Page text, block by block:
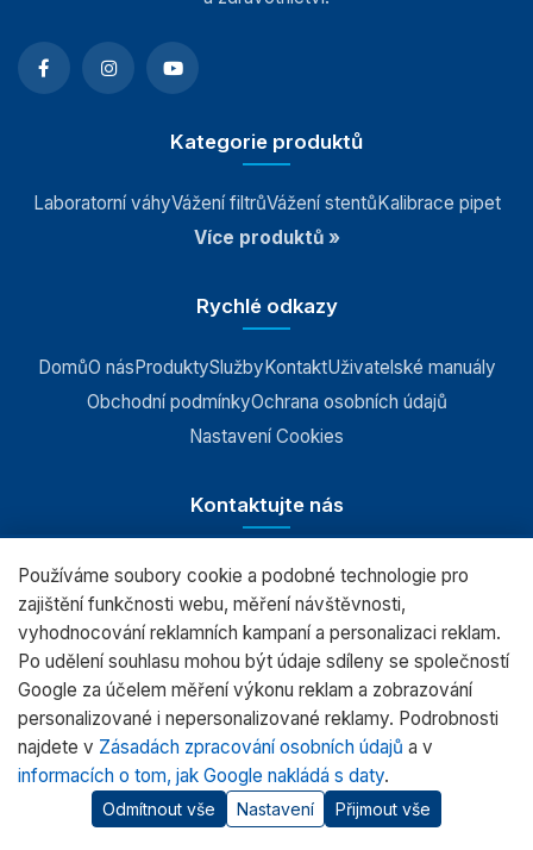
Kategorie produktů
Laboratorní váhyVážení filtrůVážení stentůKalibrace pipet
Více produktů »
Rychlé odkazy
DomůO násProduktySlužbyKontaktUživatelské manuály
Obchodní podmínkyOchrana osobních údajů
Nastavení Cookies
Kontaktujte nás
RADWAG CZ s.r.o., Šumperk
+420 583 210 016
obchod@radwag.cz
(PO - PÁ) 7:00 - 15:30
© 2026 RADWAG.CZ Všechna práva vyhrazena.
Používáme soubory cookie a podobné technologie pro
zajištění funkčnosti webu, měření návštěvnosti,
vyhodnocování reklamních kampaní a personalizaci reklam.
Po udělení souhlasu mohou být údaje sdíleny se společností
Google za účelem měření výkonu reklam a zobrazování
personalizované i nepersonalizované reklamy. Podrobnosti
najdete v Zásadách zpracování osobních údajů a v
informacích o tom, jak Google nakládá s daty.
Odmítnout vše Nastavení Přijmout vše